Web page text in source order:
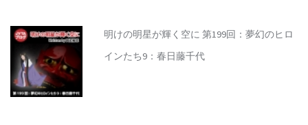
明けの明星が輝く空に 第199回：夢幻のヒロ
インたち9：春日藤千代